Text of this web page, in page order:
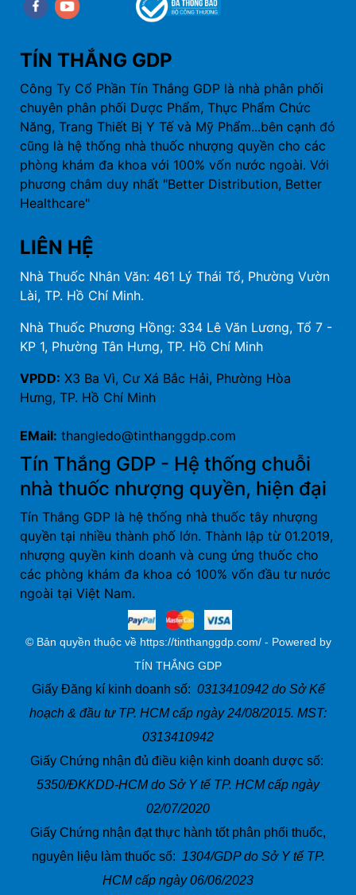
Facebookyoutube
TÍN THẮNG GDP
Công Ty Cổ Phần Tín Thắng GDP là nhà phân phối
chuyên phân phối Dược Phẩm, Thực Phẩm Chức
Năng, Trang Thiết Bị Y Tế và Mỹ Phẩm...bên cạnh đó
cũng là hệ thống nhà thuốc nhượng quyền cho các
phòng khám đa khoa với 100% vốn nước ngoài. Với
phương châm duy nhất "Better Distribution, Better
Healthcare"
LIÊN HỆ
Nhà Thuốc Nhân Văn: 461 Lý Thái Tổ, Phường Vườn
Lài, TP. Hồ Chí Minh.
Nhà Thuốc Phương Hồng: 334 Lê Văn Lương, Tổ 7 -
KP 1, Phường Tân Hưng, TP. Hồ Chí Minh
VPDD: X3 Ba Vì, Cư Xá Bắc Hải, Phường Hòa
Hưng, TP. Hồ Chí Minh
EMail: thangledo@tinthanggdp.com
Tín Thắng GDP - Hệ thống chuỗi
nhà thuốc nhượng quyền, hiện đại
Tín Thắng GDP là hệ thống nhà thuốc tây nhượng
quyền tại nhiều thành phố lớn. Thành lập từ 01.2019,
nhượng quyền kinh doanh và cung ứng thuốc cho
các phòng khám đa khoa có 100% vốn đầu tư nước
ngoài tại Việt Nam.
© Bản quyền thuộc về https://tinthanggdp.com/ - Powered by
TÍN THẮNG GDP
Giấy Đăng kí kinh doanh số: 0313410942 do Sở Kế
hoạch & đầu tư TP. HCM cấp ngày 24/08/2015. MST:
0313410942
Giấy Chứng nhận đủ điều kiện kinh doanh dược số:
5350/ĐKKDD-HCM do Sở Y tế TP. HCM cấp ngày
02/07/2020
Giấy Chứng nhận đạt thực hành tốt phân phối thuốc,
nguyên liệu làm thuốc số: 1304/GDP do Sở Y tế TP.
HCM cấp ngày 06/06/2023